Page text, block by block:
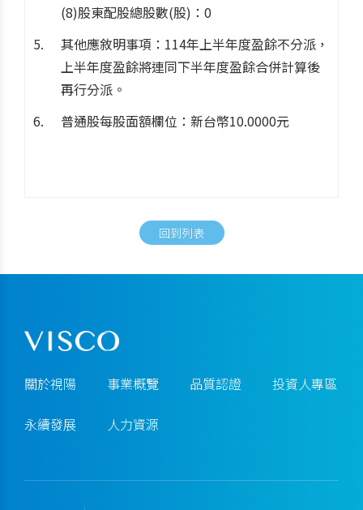
(8)股東配股總股數(股)：0
其他應敘明事項：114年上半年度盈餘不分派，
上半年度盈餘將連同下半年度盈餘合併計算後
再行分派。
普通股每股面額欄位：新台幣10.0000元
回到列表
關於視陽 事業概覽 品質認證 投資人專區
永續發展 人力資源